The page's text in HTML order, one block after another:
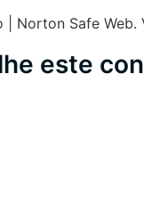
| Norton Safe
este